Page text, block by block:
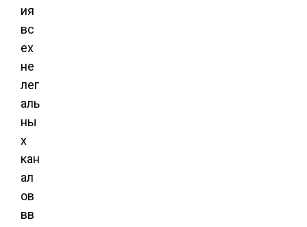
ия
вс
ех
не
лег
аль
ны
х
кан
ал
ов
вв